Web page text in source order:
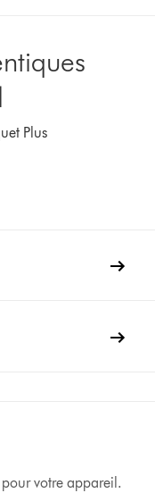
Plus
pour votre appareil.